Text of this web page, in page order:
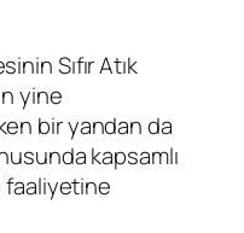
Sıfır Atık
yine
bir yandan da
kapsamlı
faaliyetine